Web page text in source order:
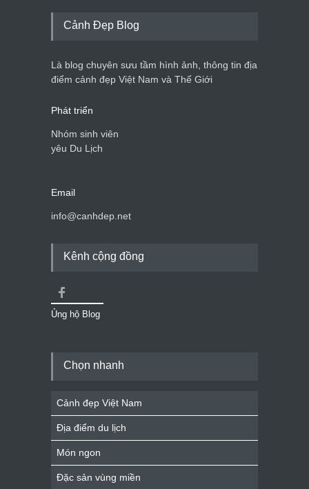
Cảnh Đẹp Blog
Là blog chuyên sưu tầm hình ảnh, thông tin địa
điểm cảnh đẹp Việt Nam và Thế Giới
Phát triển
Nhóm sinh viên
yêu Du Lịch
Email
info@canhdep.net
Kênh cộng đồng
Ủng hộ Blog
Chọn nhanh
Cảnh đẹp Việt Nam
Địa điểm du lịch
Món ngon
Đặc sản vùng miền